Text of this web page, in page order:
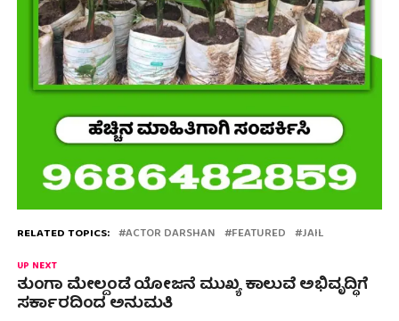
RELATED TOPICS: ACTOR DARSHAN FEATURED JAIL
UP NEXT
ತುಂಗಾ ಮೇಲ್ದಂಡೆ ಯೋಜನೆ ಮುಖ್ಯ ಕಾಲುವೆ ಅಭಿವೃದ್ಧಿಗೆ
ಸರ್ಕಾರದಿಂದ ಅನುಮತಿ